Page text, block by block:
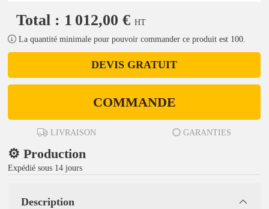
Total : 1 012,00 € HT
La quantité minimale pour pouvoir commander ce produit est 100.
DEVIS GRATUIT
COMMANDE
LIVRAISON GARANTIES
⚙️ Production
Expédié sous 14 jours
Description